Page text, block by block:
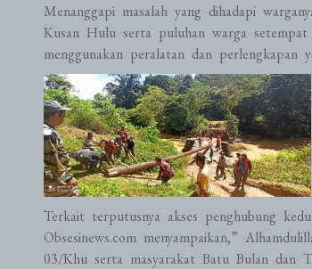
Menanggapi masalah yang dihadapi
Kusan Hulu serta puluhan warga
menggunakan peralatan dan perlengkapan
Terkait terputusnya akses penghubung
Obsesinews.com menyampaikan,”
03/Khu serta masyarakat Batu Bulan dan